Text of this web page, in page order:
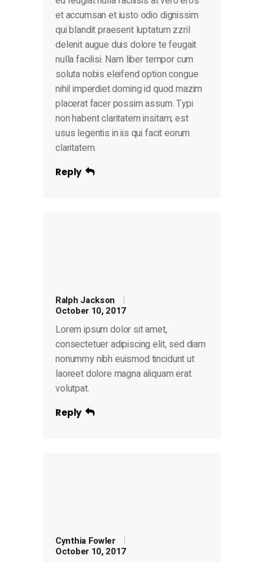
et accumsan et iusto odio dignissim
qui blandit praesent luptatum zzril
delenit augue duis dolore te feugait
nulla facilisi. Nam liber tempor cum
soluta nobis eleifend option congue
nihil imperdiet doming id quod mazim
placerat facer possim assum. Typi
non habent claritatem insitam; est
usus legentis in iis qui facit eorum
claritatem.
Reply
Ralph Jackson
October 10, 2017
Lorem ipsum dolor sit amet,
consectetuer adipiscing elit, sed diam
nonummy nibh euismod tincidunt ut
laoreet dolore magna aliquam erat
volutpat.
Reply
Cynthia Fowler
October 10, 2017